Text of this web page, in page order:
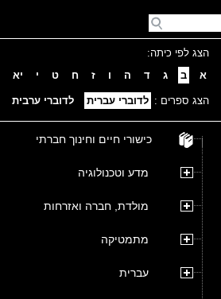
הצג לפי כיתה:
א
ב ג ד ה ו ז ח ט י יא
הצג ספרים : לדוברי עברית לדוברי ערבית
כישורי חיים וחינוך חברתי
מדע וטכנולוגיה
מולדת, חברה ואזרחות
מתמטיקה
עברית